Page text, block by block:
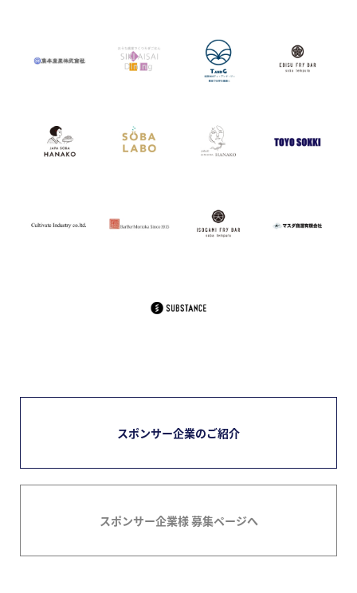
スポンサー企業のご紹介
スポンサー企業様 募集ページへ